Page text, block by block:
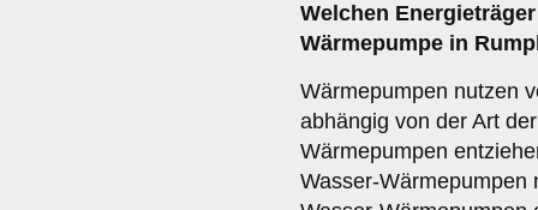
Welchen Energieträger
Wärmepumpe in
Wärmepumpen nutzen
abhängig von der Art
Wärmepumpen
Wasser-Wärmepumpen